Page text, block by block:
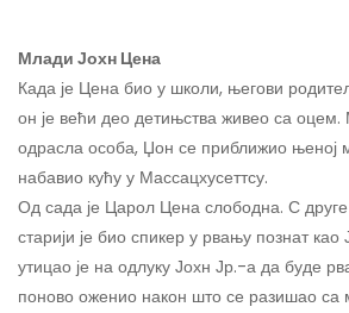
Млади Јохн Цена
Када је Цена био у школи, његови
он је већи део детињства живео са
одрасла особа, Џон се приближио њеној
набавио кућу у Массацхусеттсу.
Од сада је Царол Цена слободна. С
старији је био спикер у рвању познат
утицао је на одлуку Јохн Јр.-а да буде
поново оженио након што се разишао са